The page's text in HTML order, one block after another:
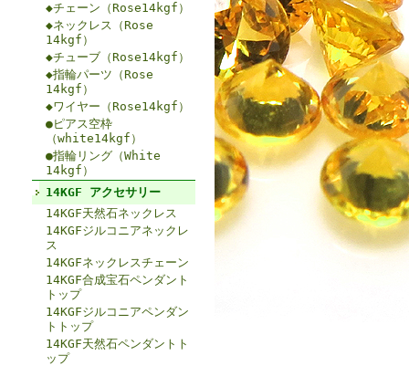
◆チェーン（Rose14kgf）
◆ネックレス（Rose
14kgf）
◆チューブ（Rose14kgf）
◆指輪パーツ（Rose
14kgf）
◆ワイヤー（Rose14kgf）
●ピアス空枠
（white14kgf）
●指輪リング（White
14kgf）
14KGF アクセサリー
14KGF天然石ネックレス
14KGFジルコニアネックレ
ス
14KGFネックレスチェーン
14KGF合成宝石ペンダント
トップ
14KGFジルコニアペンダン
トトップ
14KGF天然石ペンダントト
ップ